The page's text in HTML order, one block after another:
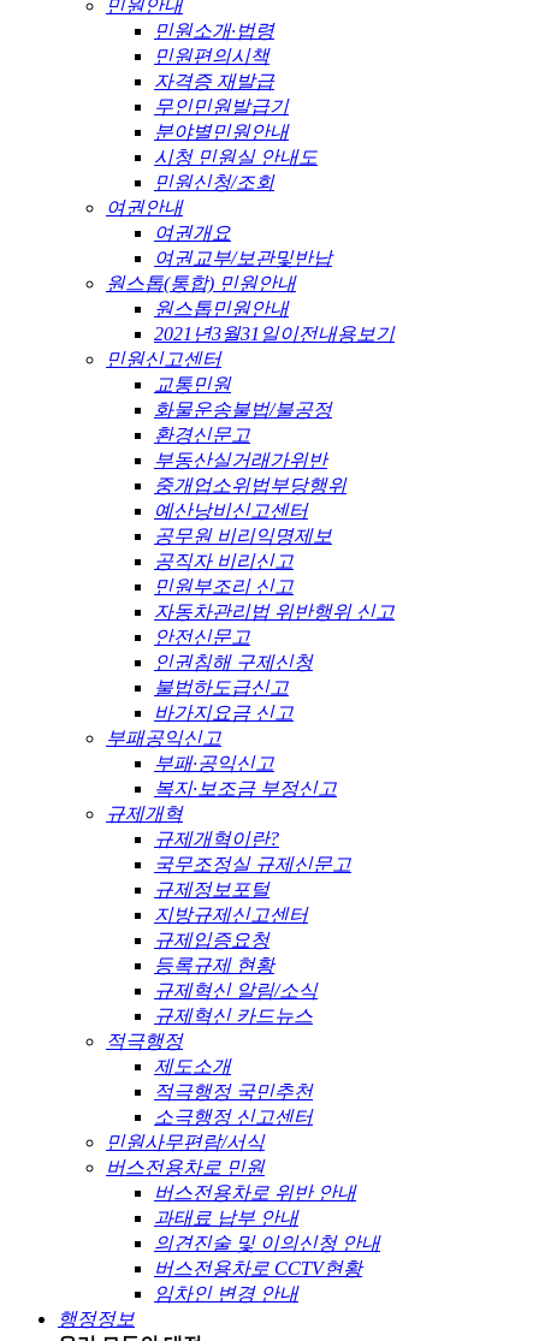
민원안내
민원소개·법령
민원편의시책
자격증 재발급
무인민원발급기
분야별민원안내
시청 민원실 안내도
민원신청/조회
여권안내
여권개요
여권교부/보관및반납
원스톱(통합) 민원안내
원스톱민원안내
2021년3월31일이전내용보기
민원신고센터
교통민원
화물운송불법/불공정
환경신문고
부동산실거래가위반
중개업소위법부당행위
예산낭비신고센터
공무원 비리익명제보
공직자 비리신고
민원부조리 신고
자동차관리법 위반행위 신고
안전신문고
인권침해 구제신청
불법하도급신고
바가지요금 신고
부패공익신고
부패·공익신고
복지·보조금 부정신고
규제개혁
규제개혁이란?
국무조정실 규제신문고
규제정보포털
지방규제신고센터
규제입증요청
등록규제 현황
규제혁신 알림/소식
규제혁신 카드뉴스
적극행정
제도소개
적극행정 국민추천
소극행정 신고센터
민원사무편람/서식
버스전용차로 민원
버스전용차로 위반 안내
과태료 납부 안내
의견진술 및 이의신청 안내
버스전용차로 CCTV현황
임차인 변경 안내
행정정보